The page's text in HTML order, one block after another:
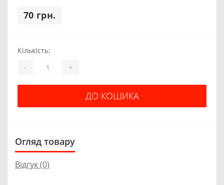
70 грн.
Кількість:
- +
ДО КОШИКА
Огляд товару
Відгук (0)